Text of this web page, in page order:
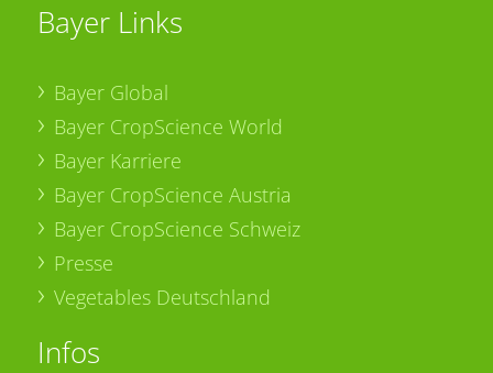
Bayer Links
Bayer Global
Bayer CropScience World
Bayer Karriere
Bayer CropScience Austria
Bayer CropScience Schweiz
Presse
Vegetables Deutschland
Infos